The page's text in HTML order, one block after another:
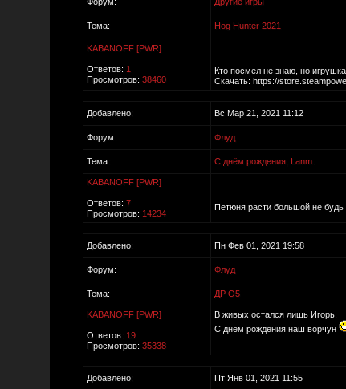
Тема: Hog Hunter 2021
KABANOFF [PWR]
Ответов: 1
Просмотров: 38460
Кто посмел не знаю, но
Скачать: https://
Добавлено: Вс Мар 21, 2021 11:12
Форум: Флуд
Тема: C днём рождения, Lanm.
KABANOFF [PWR]
Ответов: 7
Просмотров: 14234
Петюня расти большой не
Добавлено: Пн Фев 01, 2021 19:58
Форум: Флуд
Тема: ДР O5
KABANOFF [PWR]
Ответов: 19
Просмотров: 35338
В живых остался лишь Игорь.
С днем рождения наш ворчун
Добавлено: Пт Янв 01, 2021 11:55